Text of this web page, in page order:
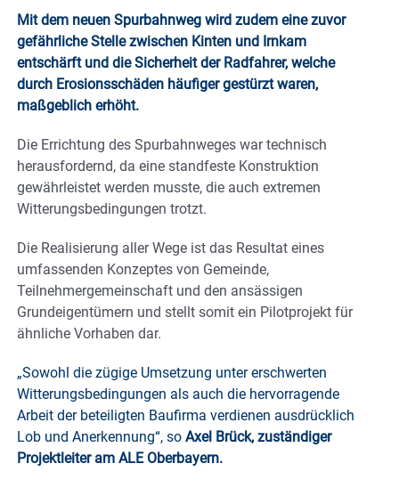
Mit dem neuen Spurbahnweg wird zudem eine zuvor
gefährliche Stelle zwischen Kinten und Irnkam
entschärft und die Sicherheit der Radfahrer, welche
durch Erosionsschäden häufiger gestürzt waren,
maßgeblich erhöht.
Die Errichtung des Spurbahnweges war technisch
herausfordernd, da eine standfeste Konstruktion
gewährleistet werden musste, die auch extremen
Witterungsbedingungen trotzt.
Die Realisierung aller Wege ist das Resultat eines
umfassenden Konzeptes von Gemeinde,
Teilnehmergemeinschaft und den ansässigen
Grundeigentümern und stellt somit ein Pilotprojekt für
ähnliche Vorhaben dar.
„Sowohl die zügige Umsetzung unter erschwerten
Witterungsbedingungen als auch die hervorragende
Arbeit der beteiligten Baufirma verdienen ausdrücklich
Lob und Anerkennung“, so Axel Brück, zuständiger
Projektleiter am ALE Oberbayern.